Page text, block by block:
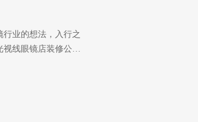
业的想法，入行之
视线眼镜店装修公…